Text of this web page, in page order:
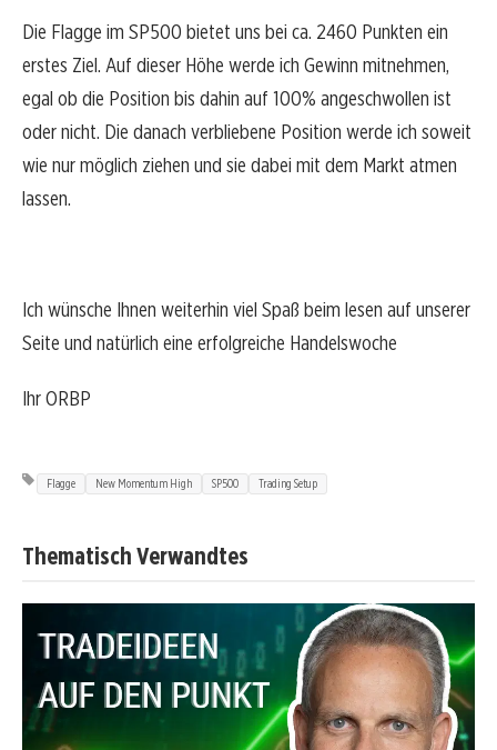
Die Flagge im SP500 bietet uns bei ca. 2460 Punkten ein
erstes Ziel. Auf dieser Höhe werde ich Gewinn mitnehmen,
egal ob die Position bis dahin auf 100% angeschwollen ist
oder nicht. Die danach verbliebene Position werde ich soweit
wie nur möglich ziehen und sie dabei mit dem Markt atmen
lassen.
Ich wünsche Ihnen weiterhin viel Spaß beim lesen auf unserer
Seite und natürlich eine erfolgreiche Handelswoche
Ihr ORBP
Flagge New Momentum High SP500 Trading Setup
Thematisch Verwandtes